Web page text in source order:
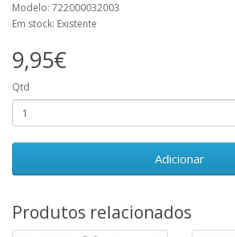
Modelo: 722000032003
Em stock: Existente
9,95€
Qtd
Adicionar
Produtos relacionados